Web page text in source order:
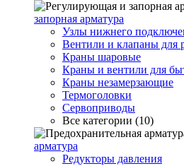
запорная арматура
Узлы нижнего
Вентили и клапаны для
Краны шаровые
Краны и вентили для
Краны незамерзающие
Термоголовки
Сервоприводы
Все категории (10)
арматура
Редукторы давления